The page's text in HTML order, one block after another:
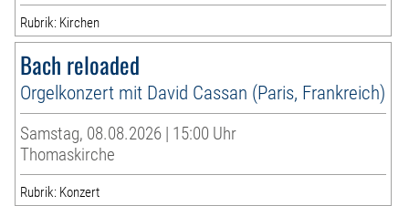
Rubrik: Kirchen
Bach reloaded
Orgelkonzert mit David Cassan (Paris, Frankreich)
Samstag, 08.08.2026 | 15:00 Uhr
Thomaskirche
Rubrik: Konzert